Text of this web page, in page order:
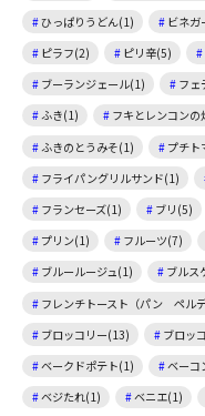
ひっぱりうどん(1)
ビネガ
ピラフ(2)
ピリ辛(5)
ブーランジェール(1)
フェ
ふき(1)
フキとレンコンの
ふきのとうみそ(1)
プチト
フライパングリルサンド(1)
フランセーズ(1)
ブリ(5)
プリン(1)
フルーツ(7)
ブルールージュ(1)
ブルス
フレンチトースト（パン ペル
ブロッコリー(13)
ブロッ
ベークドポテト(1)
ベーコ
ベジたれ(1)
ベニエ(1)